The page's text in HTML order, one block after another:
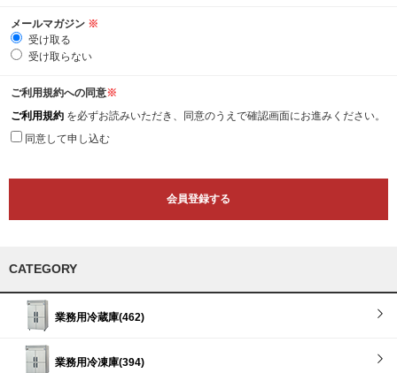
メールマガジン ※
受け取る
受け取らない
ご利用規約への同意※
ご利用規約 を必ずお読みいただき、同意のうえで確認画面にお進みください。
同意して申し込む
CATEGORY
業務用冷蔵庫(462)
業務用冷凍庫(394)